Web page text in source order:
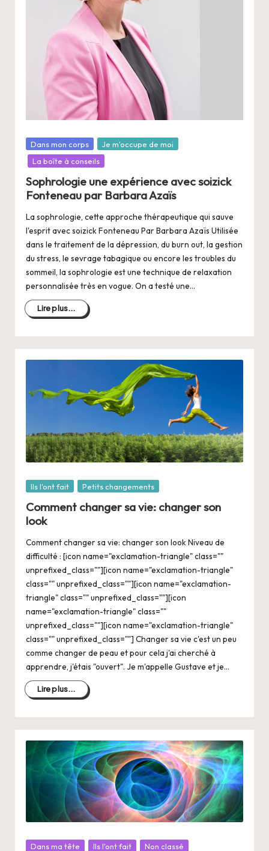
e
a
V
ie
Posté
dans
Dans mon corps
Je m'occupe de moi
La boîte à conseils
Sophrologie une expérience avec soizick
Fonteneau par Barbara Azaïs
La sophrologie, cette approche thérapeutique qui sauve
l'esprit avec soizick Fonteneau Par Barbara Azaïs Utilisée
dans le traitement de la dépression, du burn out, la gestion
du stress, le sevrage tabagique ou encore les troubles du
sommeil, la sophrologie est une technique de relaxation
personnalisée très en vogue. On a testé une…
Lire plus...
Posté
Ils l'ont fait Petits changements
Comment changer sa vie: changer son
look
Comment changer sa vie: changer son look Niveau de
difficulté : [icon name="exclamation-triangle" class=""
unprefixed_class=""][icon name="exclamation-triangle"
class="" unprefixed_class=""][icon name="exclamation-
triangle" class="" unprefixed_class=""][icon
name="exclamation-triangle" class=""
unprefixed_class=""][icon name="exclamation-triangle"
class="" unprefixed_class=""] Changer sa vie c'est un peu
comme changer de peau et pour cela j'ai cherché à
apprendre, j'étais "ouvert". Je m'appelle Gustave et je…
Lire plus...
Posté
Dans ma tête Ils l'ont fait Non classé